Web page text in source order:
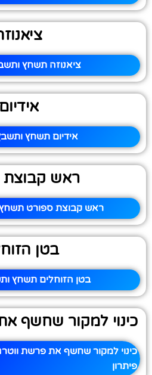
ציאנוזה תשחץ
אידיום
אידיום תשחץ
ראש קבוצת
ראש קבוצת ספורט תשחץ
בטן
בטן הזוחלים תשחץ
כינוי למקור שחשף
כינוי למקור שחשף את פרשת
פיתרון